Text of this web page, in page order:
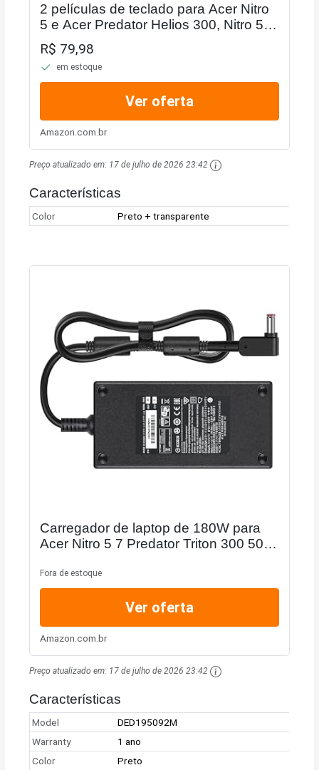
2 películas de teclado para Acer Nitro
5 e Acer Predator Helios 300, Nitro 5
AN515-45/43/44 AN515-
58/57/56/54/55 AN517-54/53/51/52,
Predator Helios 300...
R$ 79,98
em estoque
Ver oferta
Amazon.com.br
Preço atualizado em: 17 de julho de 2026 23:42
Características
Color Preto + transparente
Carregador de laptop de 180W para
Acer Nitro 5 7 Predator Triton 300 500
52 PH315-51 G3-571 G3-572 AN515
PT314 PT315 PT515...
Fora de estoque
Ver oferta
Amazon.com.br
Preço atualizado em: 17 de julho de 2026 23:42
Características
Model
DED195092M
Warranty
1 ano
Color
Preto